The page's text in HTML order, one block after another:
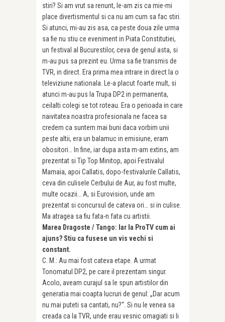
stiri? Si am vrut sa renunt, le-am zis ca mie-mi
place divertismentul si ca nu am cum sa fac stiri.
Si atunci, mi-au zis asa, ca peste doua zile urma
sa fie nu stiu ce eveniment in Piata Constitutiei,
un festival al Bucurestilor, ceva de genul asta, si
m-au pus sa prezint eu. Urma sa fie transmis de
TVR, in direct. Era prima mea intrare in direct la o
televiziune nationala. Le-a placut foarte mult, si
atunci m-au pus la Trupa DP2 in permanenta,
ceilalti colegi se tot roteau. Era o perioada in care
naivitatea noastra profesionala ne facea sa
credem ca suntem mai buni daca vorbim unii
peste altii, era un balamuc in emisiune, eram
obositori… In fine, iar dupa asta m-am extins, am
prezentat si Tip Top Minitop, apoi Festivalul
Mamaia, apoi Callatis, dopo-festivalurile Callatis,
ceva din culisele Cerbului de Aur, au fost multe,
multe ocazii… A, si Eurovision, unde am
prezentat si concursul de cateva ori… si in culise.
Ma atragea sa fiu fata-n fata cu artistii.
Marea Dragoste / Tango: Iar la ProTV cum ai
ajuns? Stiu ca fusese un vis vechi si
constant.
C. M.: Au mai fost cateva etape. A urmat
Tonomatul DP2, pe care il prezentam singur.
Acolo, aveam curajul sa le spun artistilor din
generatia mai coapta lucruri de genul: „Dar acum
nu mai puteti sa cantati, nu?“. Si nu le venea sa
creada ca la TVR, unde erau vesnic omagiati si li